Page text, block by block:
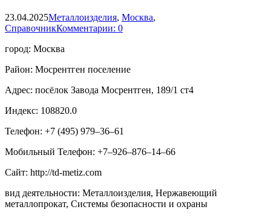
23.04.2025Металлоизделия, Москва,
СправочникКомментарии: 0
город: Москва
Район: Мосрентген поселение
Адрес: посёлок Завода Мосрентген, 189/1 ст4
Индекс: 108820.0
Телефон: +7 (495) 979‒36‒61
Мобильный Телефон: +7‒926‒876‒14‒66
Сайт: http://td-metiz.com
вид деятельности: Металлоизделия, Нержавеющий
металлопрокат, Системы безопасности и охраны